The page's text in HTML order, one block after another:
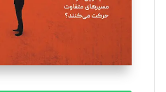
تحریریه
مصطفی مسجدی آرانی
تحریریه